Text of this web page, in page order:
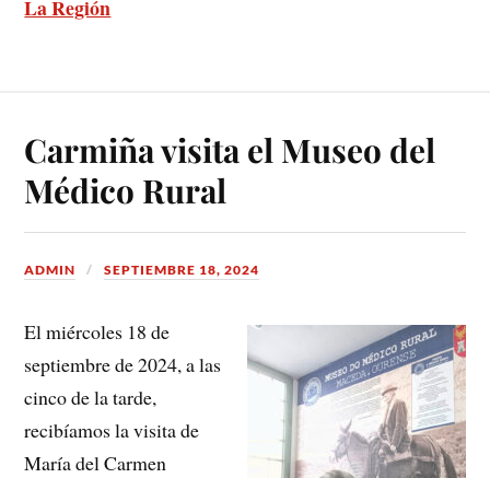
La Región
Carmiña visita el Museo del
Médico Rural
ADMIN SEPTIEMBRE 18, 2024
El miércoles 18 de
septiembre de 2024, a las
cinco de la tarde,
recibíamos la visita de
María del Carmen